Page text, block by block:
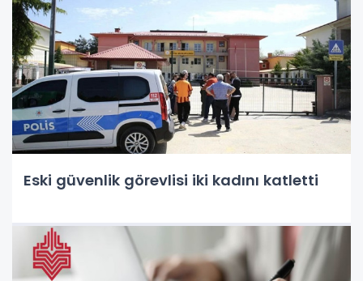
Eski güvenlik görevlisi iki kadını katletti